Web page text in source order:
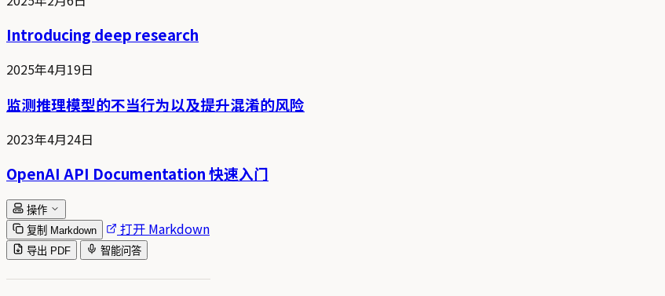
Introducing deep research
2025年4月19日
监测推理模型的不当行为以及提升混淆的风险
2023年4月24日
OpenAI API Documentation 快速入门
操作
复制 Markdown
打开 Markdown
导出 PDF 智能问答